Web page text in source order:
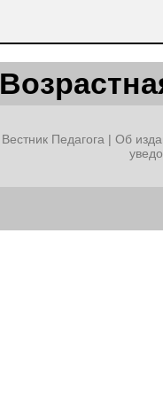
Вестник Педагога | Об